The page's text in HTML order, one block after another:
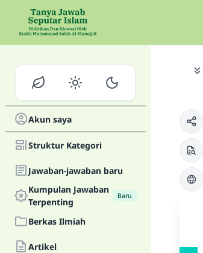
Akun saya
Struktur Kategori
Jawaban-jawaban baru
Kumpulan Jawaban
Terpenting
Baru
Berkas Ilmiah
Artikel